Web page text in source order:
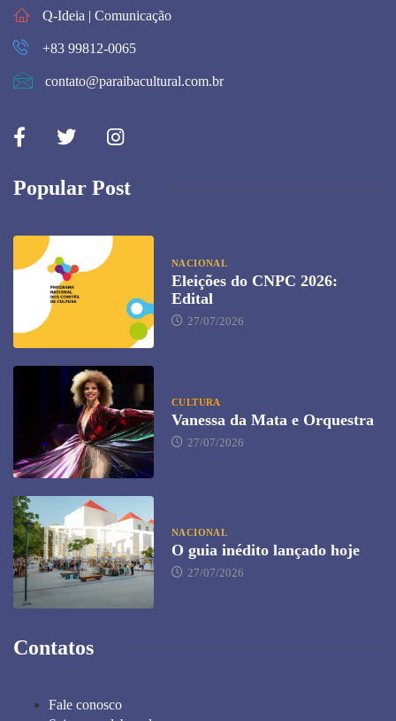
Q-Ideia | Comunicação
+83 99812-0065
contato@paraibacultural.com.br
Popular Post
NACIONAL
Eleições do CNPC 2026:
Edital
27/07/2026
CULTURA
Vanessa da Mata e Orquestra
27/07/2026
NACIONAL
O guia inédito lançado hoje
27/07/2026
Contatos
Fale conosco